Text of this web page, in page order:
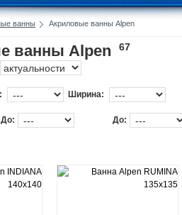
ванны Акриловые ванны Alpen
ванны Alpen
67
Ширина:
До: До: